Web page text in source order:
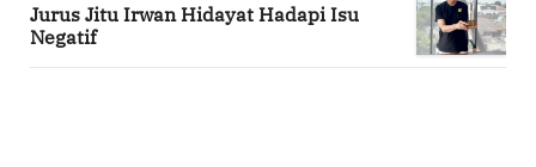
Jurus Jitu Irwan Hidayat Hadapi Isu
Negatif